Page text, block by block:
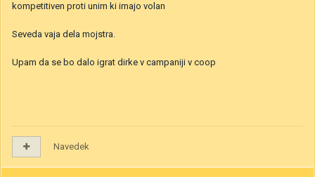
kompetitiven proti unim ki imajo volan
Seveda vaja dela mojstra.
Upam da se bo dalo igrat dirke v campaniji v coop
Navedek